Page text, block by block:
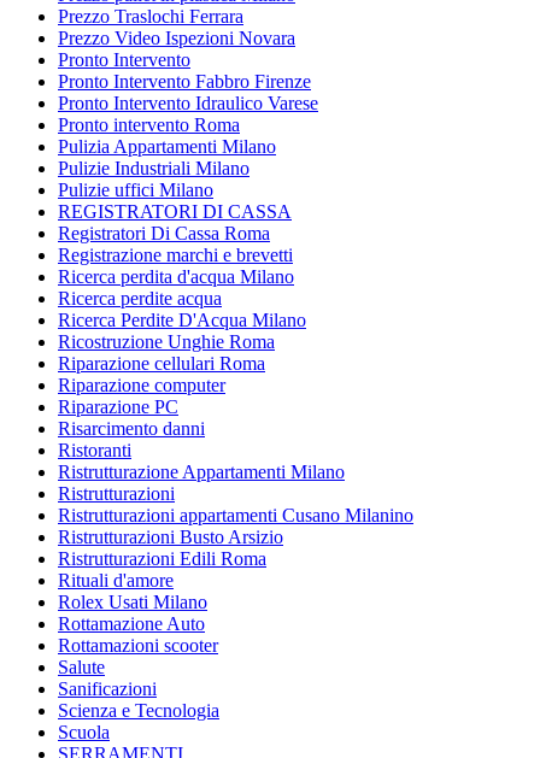
Prezzo Traslochi Ferrara
Prezzo Video Ispezioni Novara
Pronto Intervento
Pronto Intervento Fabbro Firenze
Pronto Intervento Idraulico Varese
Pronto intervento Roma
Pulizia Appartamenti Milano
Pulizie Industriali Milano
Pulizie uffici Milano
REGISTRATORI DI CASSA
Registratori Di Cassa Roma
Registrazione marchi e brevetti
Ricerca perdita d'acqua Milano
Ricerca perdite acqua
Ricerca Perdite D'Acqua Milano
Ricostruzione Unghie Roma
Riparazione cellulari Roma
Riparazione computer
Riparazione PC
Risarcimento danni
Ristoranti
Ristrutturazione Appartamenti Milano
Ristrutturazioni
Ristrutturazioni appartamenti Cusano Milanino
Ristrutturazioni Busto Arsizio
Ristrutturazioni Edili Roma
Rituali d'amore
Rolex Usati Milano
Rottamazione Auto
Rottamazioni scooter
Salute
Sanificazioni
Scienza e Tecnologia
Scuola
SERRAMENTI